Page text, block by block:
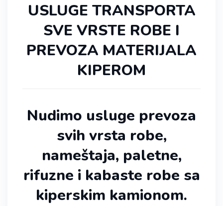
USLUGE TRANSPORTA
SVE VRSTE ROBE I
PREVOZA MATERIJALA
KIPEROM
Nudimo usluge prevoza
svih vrsta robe,
nameštaja, paletne,
rifuzne i kabaste robe sa
kiperskim kamionom.